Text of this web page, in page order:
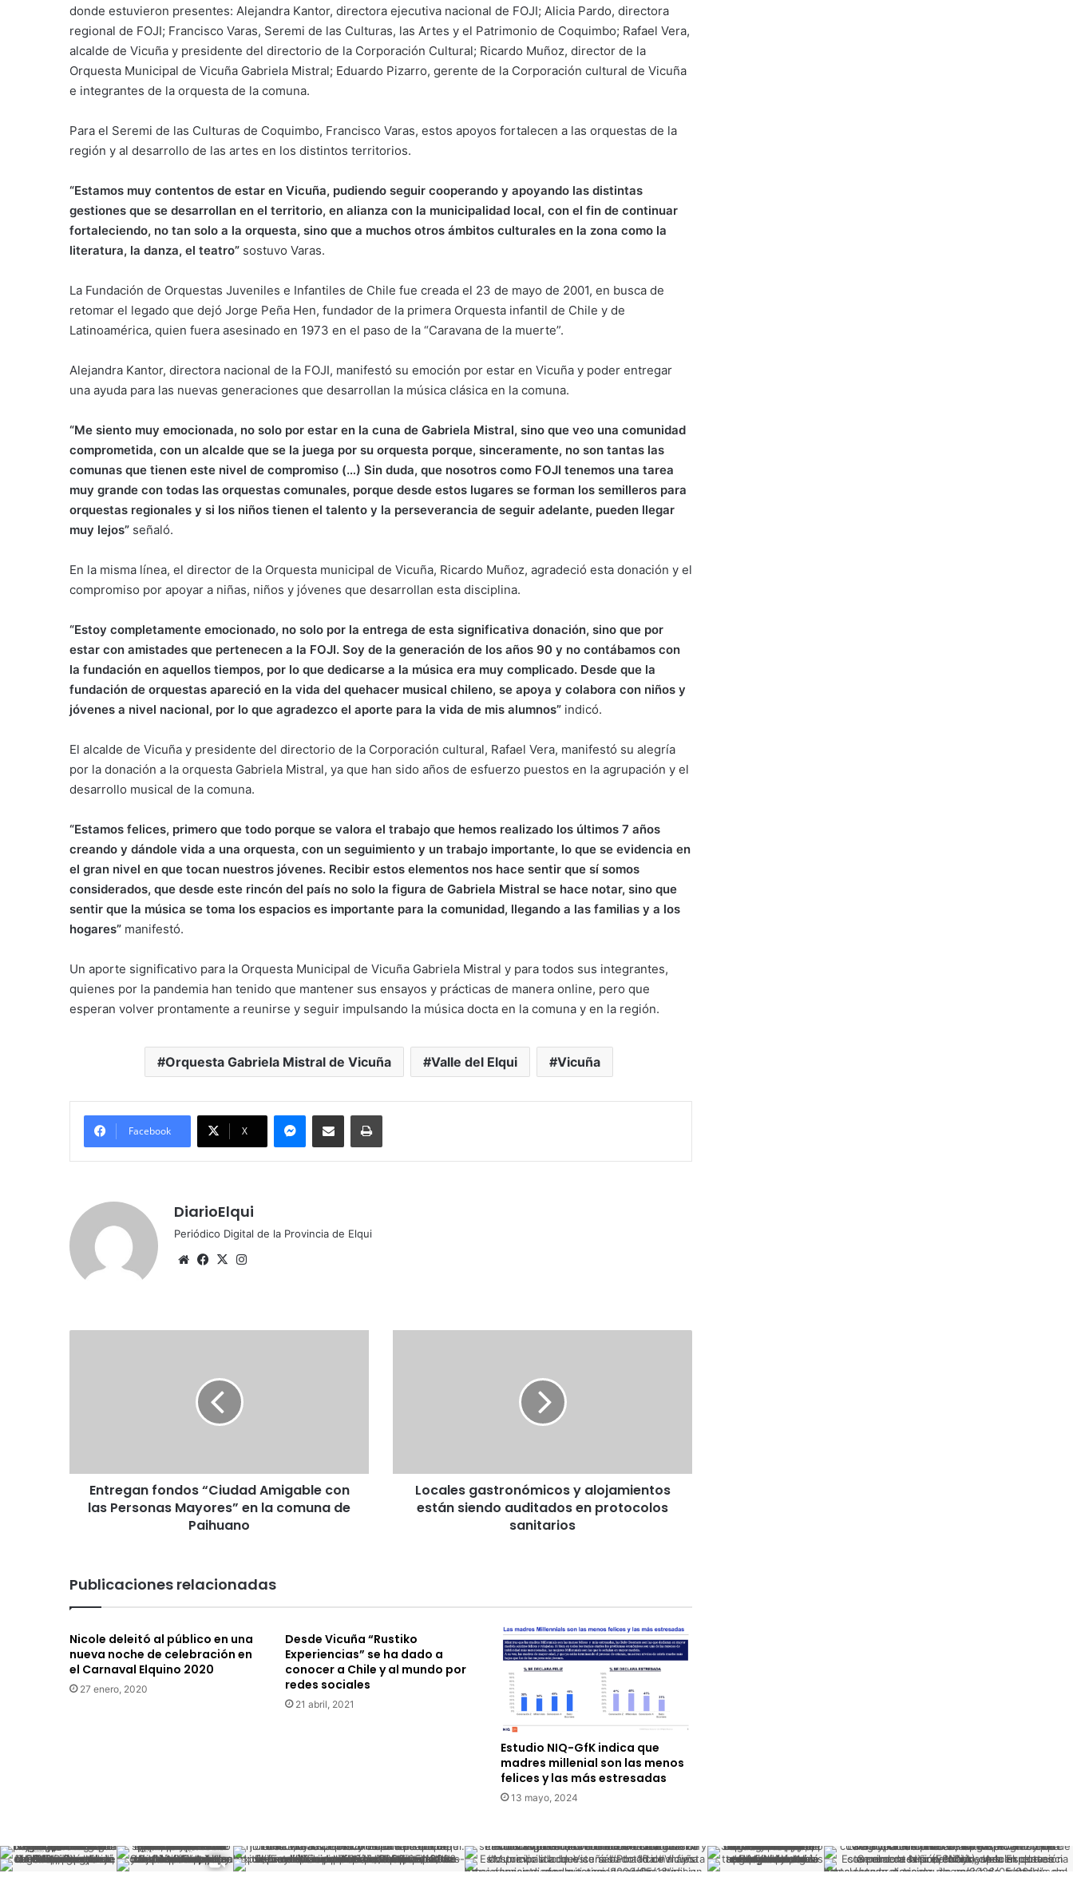
donde estuvieron presentes: Alejandra Kantor, directora ejecutiva nacional de FOJI; Alicia Pardo, directora
regional de FOJI; Francisco Varas, Seremi de las Culturas, las Artes y el Patrimonio de Coquimbo; Rafael Vera,
alcalde de Vicuña y presidente del directorio de la Corporación Cultural; Ricardo Muñoz, director de la
Orquesta Municipal de Vicuña Gabriela Mistral; Eduardo Pizarro, gerente de la Corporación cultural de Vicuña
e integrantes de la orquesta de la comuna.
Para el Seremi de las Culturas de Coquimbo, Francisco Varas, estos apoyos fortalecen a las orquestas de la
región y al desarrollo de las artes en los distintos territorios.
“Estamos muy contentos de estar en Vicuña, pudiendo seguir cooperando y apoyando las distintas
gestiones que se desarrollan en el territorio, en alianza con la municipalidad local, con el fin de continuar
fortaleciendo, no tan solo a la orquesta, sino que a muchos otros ámbitos culturales en la zona como la
literatura, la danza, el teatro” sostuvo Varas.
La Fundación de Orquestas Juveniles e Infantiles de Chile fue creada el 23 de mayo de 2001, en busca de
retomar el legado que dejó Jorge Peña Hen, fundador de la primera Orquesta infantil de Chile y de
Latinoamérica, quien fuera asesinado en 1973 en el paso de la “Caravana de la muerte”.
Alejandra Kantor, directora nacional de la FOJI, manifestó su emoción por estar en Vicuña y poder entregar
una ayuda para las nuevas generaciones que desarrollan la música clásica en la comuna.
“Me siento muy emocionada, no solo por estar en la cuna de Gabriela Mistral, sino que veo una comunidad
comprometida, con un alcalde que se la juega por su orquesta porque, sinceramente, no son tantas las
comunas que tienen este nivel de compromiso (…) Sin duda, que nosotros como FOJI tenemos una tarea
muy grande con todas las orquestas comunales, porque desde estos lugares se forman los semilleros para
orquestas regionales y si los niños tienen el talento y la perseverancia de seguir adelante, pueden llegar
muy lejos” señaló.
En la misma línea, el director de la Orquesta municipal de Vicuña, Ricardo Muñoz, agradeció esta donación y el
compromiso por apoyar a niñas, niños y jóvenes que desarrollan esta disciplina.
“Estoy completamente emocionado, no solo por la entrega de esta significativa donación, sino que por
estar con amistades que pertenecen a la FOJI. Soy de la generación de los años 90 y no contábamos con
la fundación en aquellos tiempos, por lo que dedicarse a la música era muy complicado. Desde que la
fundación de orquestas apareció en la vida del quehacer musical chileno, se apoya y colabora con niños y
jóvenes a nivel nacional, por lo que agradezco el aporte para la vida de mis alumnos” indicó.
El alcalde de Vicuña y presidente del directorio de la Corporación cultural, Rafael Vera, manifestó su alegría
por la donación a la orquesta Gabriela Mistral, ya que han sido años de esfuerzo puestos en la agrupación y el
desarrollo musical de la comuna.
“Estamos felices, primero que todo porque se valora el trabajo que hemos realizado los últimos 7 años
creando y dándole vida a una orquesta, con un seguimiento y un trabajo importante, lo que se evidencia en
el gran nivel en que tocan nuestros jóvenes. Recibir estos elementos nos hace sentir que sí somos
considerados, que desde este rincón del país no solo la figura de Gabriela Mistral se hace notar, sino que
sentir que la música se toma los espacios es importante para la comunidad, llegando a las familias y a los
hogares” manifestó.
Un aporte significativo para la Orquesta Municipal de Vicuña Gabriela Mistral y para todos sus integrantes,
quienes por la pandemia han tenido que mantener sus ensayos y prácticas de manera online, pero que
esperan volver prontamente a reunirse y seguir impulsando la música docta en la comuna y en la región.
Orquesta Gabriela Mistral de Vicuña Valle del Elqui Vicuña
Facebook X
MessengerCompartir por correo electrónicoImprimir
DiarioElqui
Periódico Digital de la Provincia de Elqui
SitioFacebook
X
en
comuna
Entregan fondos “Ciudad Amigable con
las Personas Mayores” en la comuna de
Paihuano
protocolos
sanitarios
Locales gastronómicos y alojamientos
están siendo auditados en protocolos
sanitarios
Publicaciones relacionadas
Nicole deleitó al público en una
nueva noche de celebración en
el Carnaval Elquino 2020
27 enero, 2020
Desde Vicuña “Rustiko
Experiencias” se ha dado a
conocer a Chile y al mundo por
redes sociales
21 abril, 2021
Estudio NIQ-GfK indica que
madres millenial son las menos
felices y las más estresadas
13 mayo, 2024